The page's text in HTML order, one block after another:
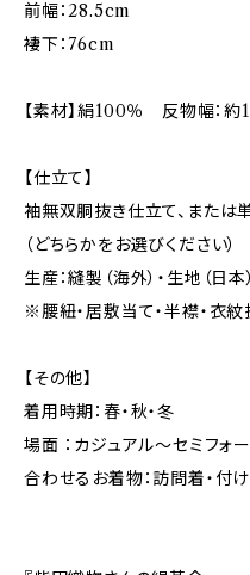
前幅：28.5cm
褄下：76cm
【素材】絹100％ 反物幅：
【仕立て】
袖無双胴抜き仕立て、または
（どちらかをお選びください）
生産：縫製（海外）・生地（日本）
※腰紐・居敷当て・半襟・衣
【その他】
着用時期：春・秋・冬
場面 ：カジュアル～セミフォ
合わせるお着物：訪問着・付